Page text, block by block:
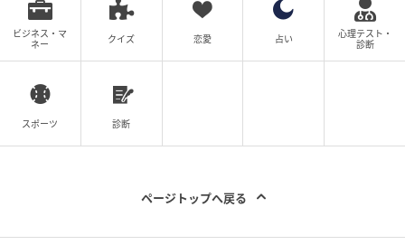
ビジネス・マ
ネー
クイズ 恋愛 占い
心理テスト・
診断
スポーツ 診断
ページトップへ戻る